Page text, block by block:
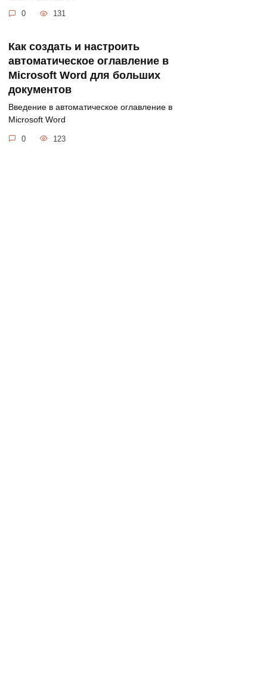
0 131
Как создать и настроить
автоматическое оглавление в
Microsoft Word для больших
документов
Введение в автоматическое оглавление в
Microsoft Word
0 123